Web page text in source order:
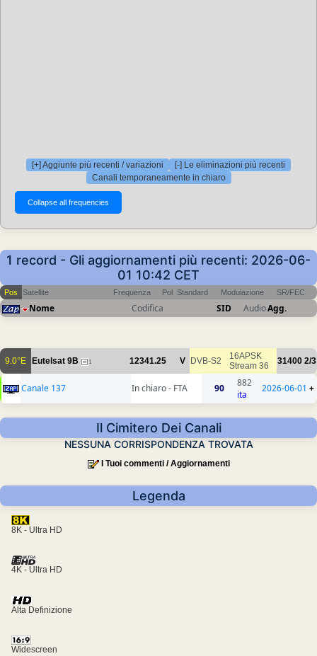
[+] Aggiunte più recenti / variazioni
[-] Le eliminazioni più recenti
Canali temporaneamente in chiaro
1 record - Gli aggiornamenti più recenti: 2026-06-
01 10:42 CET
Pos Satellite Frequenza Pol Standard Modulazione SR/FEC
Nome Codifica SID AudioAgg.
9.0°E Eutelsat 9B 1 12341.25 V DVB-S2
16APSK
Stream 36
31400 2/3
Canale 137 In chiaro - FTA 90
882
ita
2026-06-01 +
Il Cimitero Dei Canali
NESSUNA CORRISPONDENZA TROVATA
I Tuoi commenti / Aggiornamenti
Legenda
8K - Ultra HD
4K - Ultra HD
Alta Definizione
Widescreen